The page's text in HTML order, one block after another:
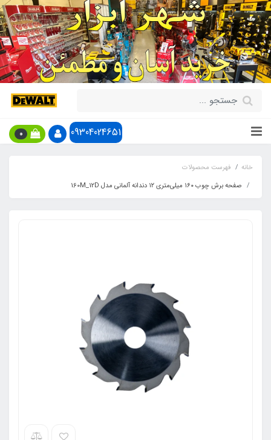
09304024651
0
خانه
فهرست محصولات
صفحه برش چوب ۱۶۰ میلی‌متری ۱۲ دندانه آلمانی مدل 160M_12D